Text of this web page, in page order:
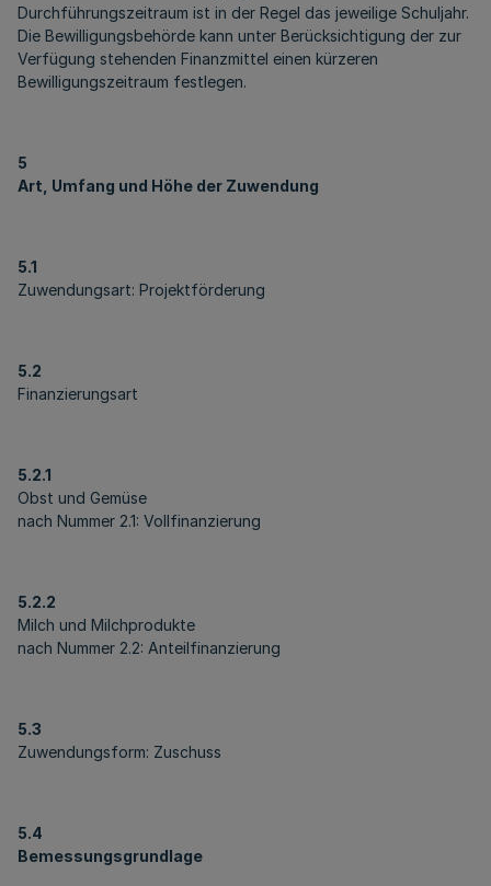
Durchführungszeitraum ist in der Regel das jeweilige Schuljahr.
Die Bewilligungsbehörde kann unter Berücksichtigung der zur
Verfügung stehenden Finanzmittel einen kürzeren
Bewilligungszeitraum festlegen.
5
Art, Umfang und Höhe der Zuwendung
5.1
Zuwendungsart: Projektförderung
5.2
Finanzierungsart
5.2.1
Obst und Gemüse
nach Nummer 2.1: Vollfinanzierung
5.2.2
Milch und Milchprodukte
nach Nummer 2.2: Anteilfinanzierung
5.3
Zuwendungsform: Zuschuss
5.4
Bemessungsgrundlage